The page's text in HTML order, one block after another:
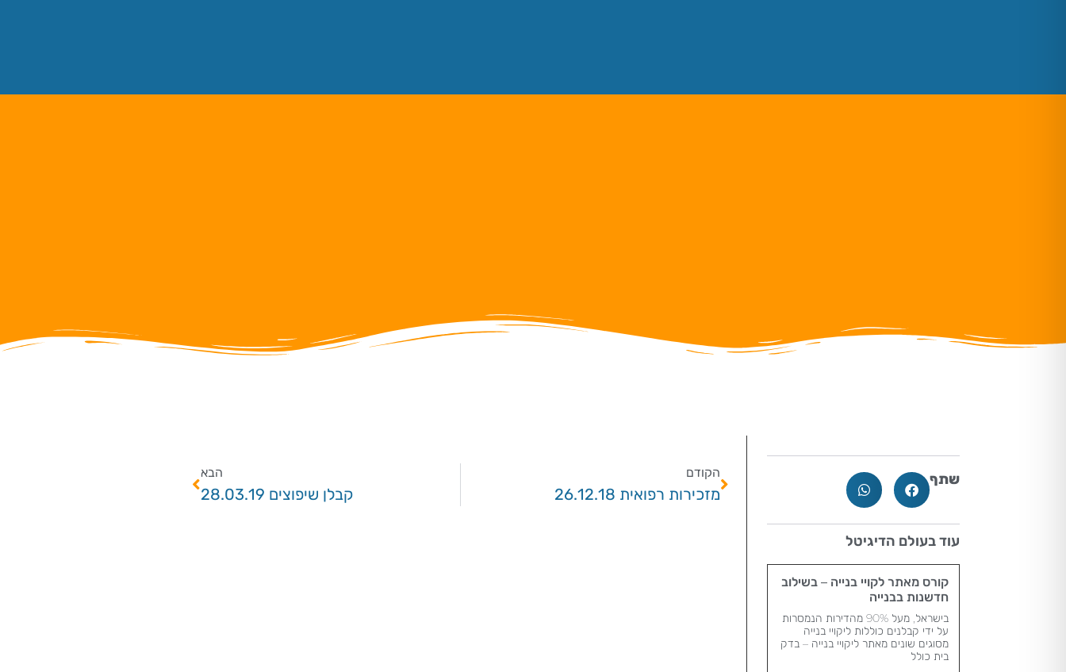
הקודם
מזכירות רפואית 26.12.18
הבא
קבלן שיפוצים 28.03.19
שתף
עוד בעולם הדיגיטל
קורס מאתר לקויי בנייה – בשילוב
חדשנות בבנייה
בישראל, מעל 90% מהדירות הנמסרות
על ידי קבלנים כוללות ליקויי בנייה
מסוגים שונים מאתר ליקויי בנייה – בדק
בית כולל